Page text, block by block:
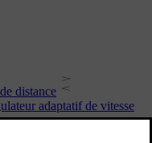
distance
adaptatif de vitesse